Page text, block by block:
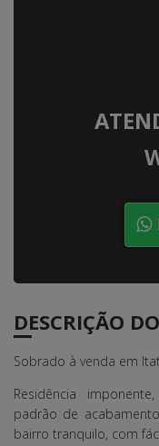
DESCRIÇÃO
Sobrado à venda em
Residência
padrão de
bairro tranquilo, com